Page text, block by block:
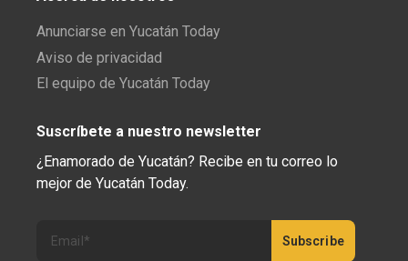
Anunciarse en Yucatán Today
Aviso de privacidad
El equipo de Yucatán Today
Suscríbete a nuestro newsletter
¿Enamorado de Yucatán? Recibe en tu correo lo
mejor de Yucatán Today.